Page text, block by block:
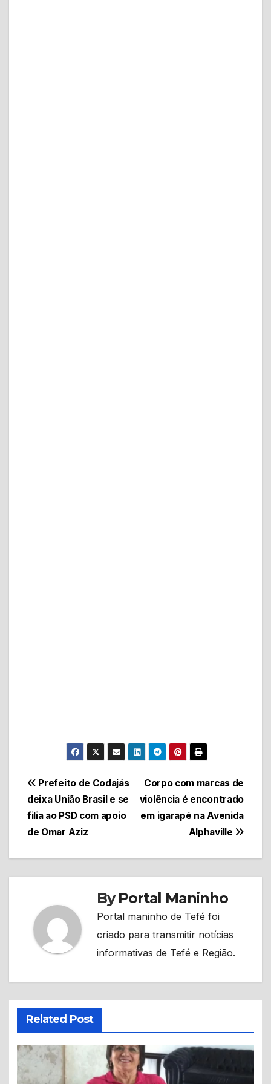
Navegação
de
Post
Corpo com marcas de
violência é encontrado
em igarapé na Avenida
Alphaville
Prefeito de Codajás
deixa União Brasil e se
filia ao PSD com apoio
de Omar Aziz
ByPortal Maninho
Portal maninho de Tefé foi
criado para transmitir notícias
informativas de Tefé e Região.
Related Post